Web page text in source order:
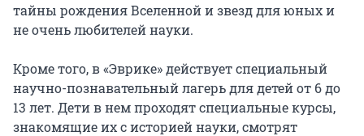
тайны рождения Вселенной и звезд для юных и
не очень любителей науки.
Кроме того, в «Эврике» действует специальный
научно-познавательный лагерь для детей от 6 до
13 лет. Дети в нем проходят специальные курсы,
знакомящие их с историей науки, смотрят